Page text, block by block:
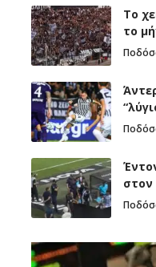
Το
το
στον